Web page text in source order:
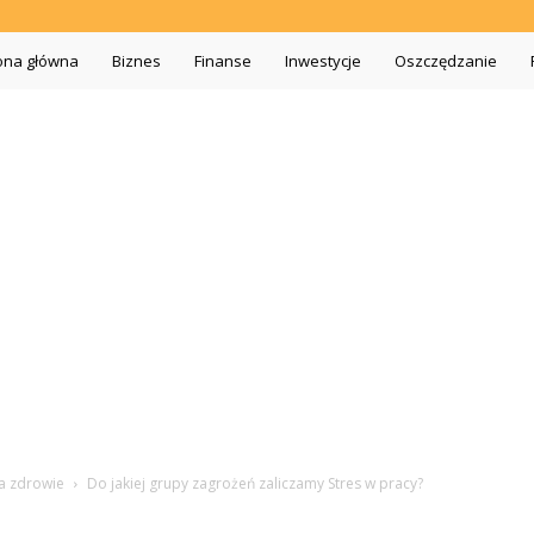
główna Biznes Finanse Inwestycje Oszczędzanie
zdrowie Do jakiej grupy zagrożeń zaliczamy Stres w pracy?